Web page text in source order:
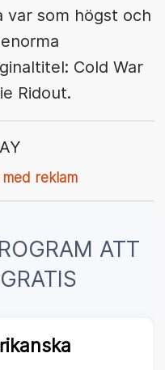
var som högst och
Cold War
Ridout.
reklam
ATT